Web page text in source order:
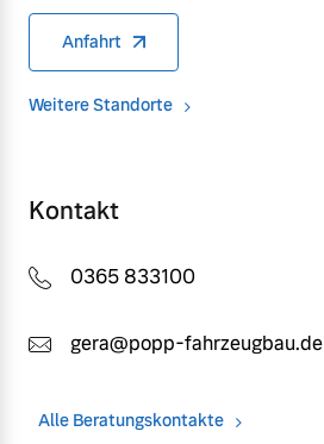
Anfahrt
Weitere Standorte
Kontakt
0365 833100
gera@popp-fahrzeugbau.de
Alle Beratungskontakte